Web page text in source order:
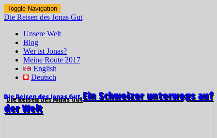
Toggle Navigation
Die Reisen des Jonas Gut
Unsere Welt
Blog
Wer ist Jonas?
Meine Route 2017
English
Deutsch
Die Reisen des Jonas Gut Ein Schweizer unterwegs auf
der Welt